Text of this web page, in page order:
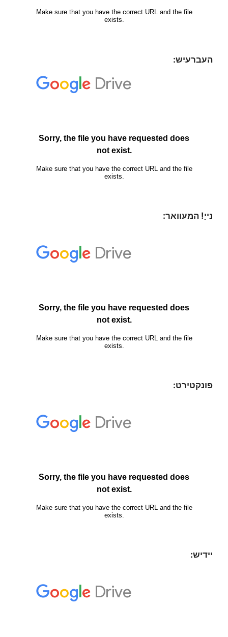
העברעיִש:
נייַ! המעוואר:
פּונקטירט:
יידיש: